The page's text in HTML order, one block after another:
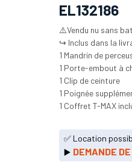
EL132186
⚠️Vendu nu sans
↪️ Inclus dans la
1 Mandrin de
1 Porte-embout à
1 Clip de ceinture
1 Poignée
1 Coffret T-MAX
✅ Location
▶️ DEMANDE